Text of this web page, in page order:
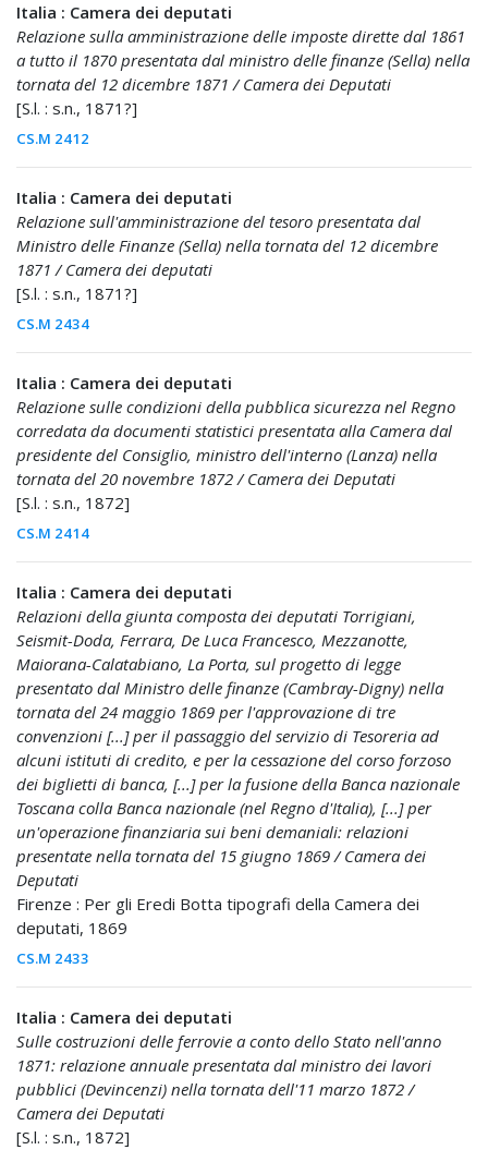
Italia : Camera dei deputati
Relazione sulla amministrazione delle imposte dirette dal 1861
a tutto il 1870 presentata dal ministro delle finanze (Sella) nella
tornata del 12 dicembre 1871 / Camera dei Deputati
[S.l. : s.n., 1871?]
CS.M 2412
Italia : Camera dei deputati
Relazione sull'amministrazione del tesoro presentata dal
Ministro delle Finanze (Sella) nella tornata del 12 dicembre
1871 / Camera dei deputati
[S.l. : s.n., 1871?]
CS.M 2434
Italia : Camera dei deputati
Relazione sulle condizioni della pubblica sicurezza nel Regno
corredata da documenti statistici presentata alla Camera dal
presidente del Consiglio, ministro dell'interno (Lanza) nella
tornata del 20 novembre 1872 / Camera dei Deputati
[S.l. : s.n., 1872]
CS.M 2414
Italia : Camera dei deputati
Relazioni della giunta composta dei deputati Torrigiani,
Seismit-Doda, Ferrara, De Luca Francesco, Mezzanotte,
Maiorana-Calatabiano, La Porta, sul progetto di legge
presentato dal Ministro delle finanze (Cambray-Digny) nella
tornata del 24 maggio 1869 per l'approvazione di tre
convenzioni [...] per il passaggio del servizio di Tesoreria ad
alcuni istituti di credito, e per la cessazione del corso forzoso
dei biglietti di banca, [...] per la fusione della Banca nazionale
Toscana colla Banca nazionale (nel Regno d'Italia), [...] per
un'operazione finanziaria sui beni demaniali: relazioni
presentate nella tornata del 15 giugno 1869 / Camera dei
Deputati
Firenze : Per gli Eredi Botta tipografi della Camera dei
deputati, 1869
CS.M 2433
Italia : Camera dei deputati
Sulle costruzioni delle ferrovie a conto dello Stato nell'anno
1871: relazione annuale presentata dal ministro dei lavori
pubblici (Devincenzi) nella tornata dell'11 marzo 1872 /
Camera dei Deputati
[S.l. : s.n., 1872]